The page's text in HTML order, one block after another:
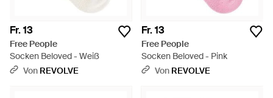
Fr. 13
Free People
Socken Beloved - Weiß
Von REVOLVE
Fr. 13
Free People
Socken Beloved - Pink
Von REVOLVE